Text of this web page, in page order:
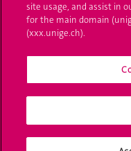
Médias
Offres d'emploi
Calendrier académique
Médias sociaux UNIGE
site usage, and assist in
for the main domain
(xxx.unige.ch).